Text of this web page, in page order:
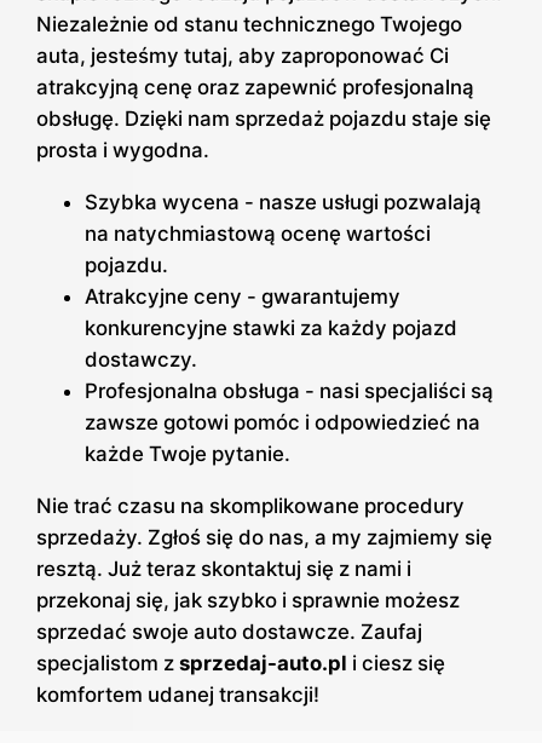
Niezależnie od stanu technicznego Twojego
auta, jesteśmy tutaj, aby zaproponować Ci
atrakcyjną cenę oraz zapewnić profesjonalną
obsługę. Dzięki nam sprzedaż pojazdu staje się
prosta i wygodna.
Szybka wycena - nasze usługi pozwalają
na natychmiastową ocenę wartości
pojazdu.
Atrakcyjne ceny - gwarantujemy
konkurencyjne stawki za każdy pojazd
dostawczy.
Profesjonalna obsługa - nasi specjaliści są
zawsze gotowi pomóc i odpowiedzieć na
każde Twoje pytanie.
Nie trać czasu na skomplikowane procedury
sprzedaży. Zgłoś się do nas, a my zajmiemy się
resztą. Już teraz skontaktuj się z nami i
przekonaj się, jak szybko i sprawnie możesz
sprzedać swoje auto dostawcze. Zaufaj
specjalistom zsprzedaj-auto.pl i ciesz się
komfortem udanej transakcji!